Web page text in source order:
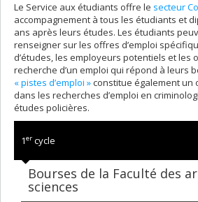
Le Service aux étudiants offre le secteur
accompagnement à tous les étudiants et
ans après leurs études. Les étudiants
renseigner sur les offres d’emploi
d’études, les employeurs potentiels et les
recherche d’un emploi qui répond à leurs
« pistes d’emploi »constitue également un
dans les recherches d’emploi en
études policières.
1er cycle
Bourses de la Faculté des
sciences